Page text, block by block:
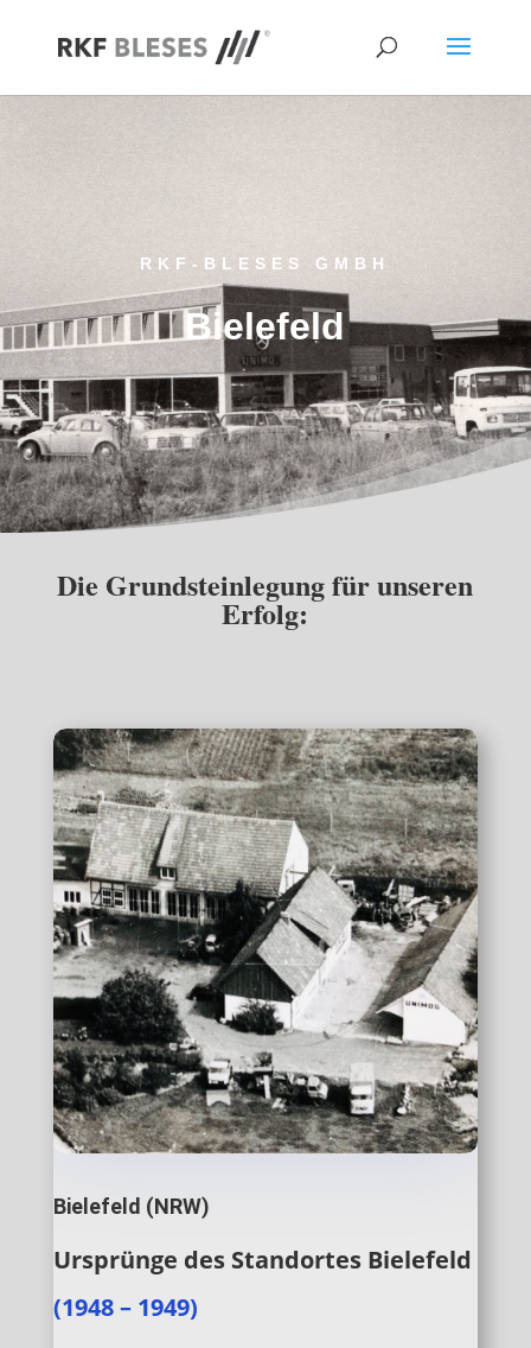
RKF-BLESES GMBH
Bielefeld
Die Grundsteinlegung für unseren
Erfolg:
Bielefeld (NRW)
Ursprünge des Standortes Bielefeld
(1948 – 1949)